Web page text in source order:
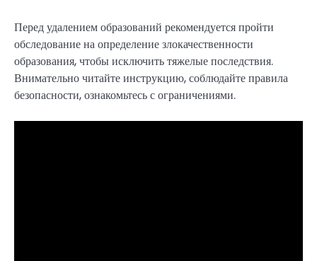
Перед удалением образований рекомендуется пройти
обследование на определение злокачественности
образования, чтобы исключить тяжелые последствия.
Внимательно читайте инструкцию, соблюдайте правила
безопасности, ознакомьтесь с ограничениями.